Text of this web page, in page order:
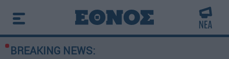
BREAKING NEWS: